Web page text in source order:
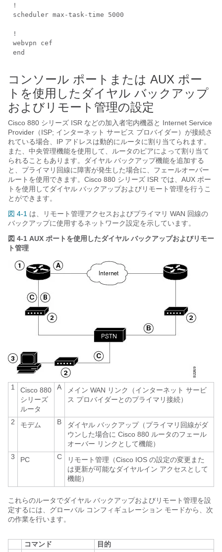
!
scheduler max-task-time 5000
!
webvpn cef
end
コンソール ポートまたは AUX ポー
トを使用したダイヤル バックアップ
およびリモート管理の設定
Cisco 880 シリーズ ISR などの加入者宅内機器と Internet Service
Provider（ISP; インターネット サービス プロバイダー）が接続さ
れている場合、IP アドレスは動的にルータに割り当てられます。
また、中央管理機能を使用して、ルータのピアによって割り当て
られることもあります。ダイヤル バックアップ機能を追加する
と、プライマリ回線に障害が発生した場合に、フェールオーバー
ルートを使用できます。Cisco 880 シリーズ ISR では、AUX ポー
トを使用してダイヤル バックアップおよびリモート管理を行うこ
とができます。
図 4-1 は、リモート管理アクセスおよびプライマリ WAN 回線の
バックアップに使用するネットワーク設定を示しています。
図 4-1 AUX ポートを使用したダイヤル バックアップおよびリモー
ト管理
1
Cisco 880
シリーズ
ルータ
A
メイン WAN リンク（インターネット サービ
ス プロバイダーとのプライマリ接続）
2 モデム B
ダイヤル バックアップ（プライマリ回線がダ
ウンした場合に Cisco 880 ルータのフェール
オーバー リンクとして機能）
3
PC C
リモート管理（Cisco IOS の設定の変更また
は更新が可能なダイヤルイン アクセスとして
機能）
これらのルータでダイヤル バックアップおよびリモート管理を設
定するには、グローバル コンフィギュレーション モードから、次
の作業を行います。
コマンド 目的